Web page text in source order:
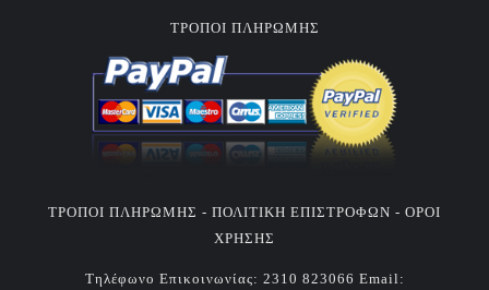
ΤΡΟΠΟΙ ΠΛΗΡΩΜΗΣ
ΤΡΟΠΟΙ ΠΛΗΡΩΜΗΣ - ΠΟΛΙΤΙΚΗ ΕΠΙΣΤΡΟΦΩΝ - ΟΡΟΙ
ΧΡΗΣΗΣ
Τηλέφωνο Επικοινωνίας: 2310 823066 Email: